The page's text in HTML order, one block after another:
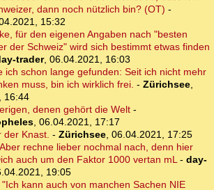
dann noch nützlich bin? (OT) -
15:32
für den eigenen Angaben nach "besten
der Schweiz" wird sich bestimmt etwas finden
trader, 06.04.2021, 16:03
ich schon lange gefunden: Seit ich nicht mehr
muss, bin ich wirklich frei. - Zürichsee,
16:44
denen gehört die Welt-
, 06.04.2021, 17:17
der Knast. - Zürichsee, 06.04.2021, 17:25
rechne lieber nochmal nach, denn hier
auch um den Faktor 1000 vertan mL- day-
19:05
kann auch von manchen Sachen NIE